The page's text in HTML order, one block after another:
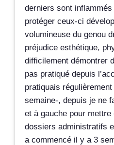
derniers sont
protéger ceux-ci
volumineuse du genou
préjudice esthétique,
difficilement démontrer
pas pratiqué depuis
pratiquais
semaine-, depuis je ne
et à gauche pour mettre
dossiers administratifs
a commencé il y a 3